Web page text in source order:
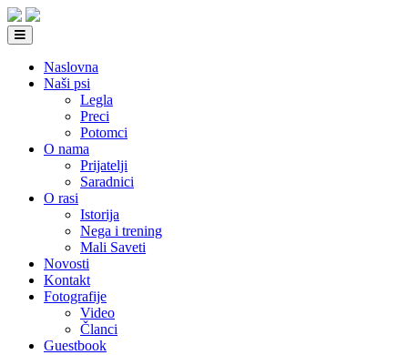
Naslovna
Naši psi
Legla
Preci
Potomci
O nama
Prijatelji
Saradnici
O rasi
Istorija
Nega i trening
Mali Saveti
Novosti
Kontakt
Fotografije
Video
Članci
Guestbook